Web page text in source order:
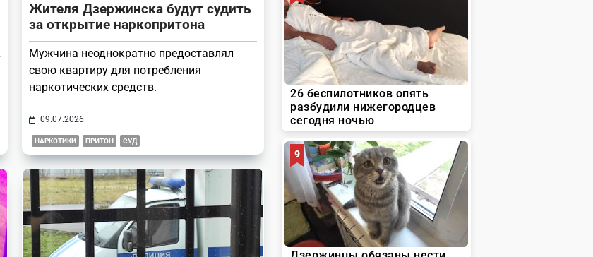
Жителя Дзержинска будут судить
за открытие наркопритона
Мужчина неоднократно предоставлял
свою квартиру для потребления
наркотических средств.
09.07.2026
НАРКОТИКИ ПРИТОН СУД